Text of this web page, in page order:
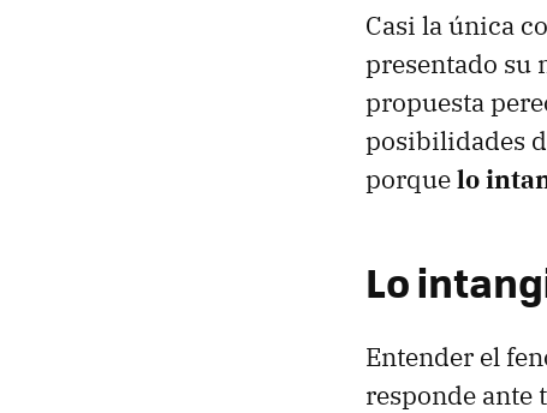
Casi la única
presentado su
propuesta
posibilidades
porquelo
Lo
Entender el
responde ante